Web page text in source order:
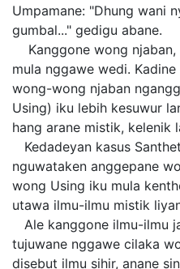
Umpamane: "Dhung wani
gumbal..." gedigu abane.
Kanggone wong njaban,
mula nggawe wedi.
wong-wong njaban
Using) iku lebih kesuwur
hang arane mistik, kelenik
Kedadeyan kasus
nguwataken anggepane
wong Using iku mula
utawa ilmu-ilmu mistik
Ale kanggone ilmu-ilmu
tujuwane nggawe cilaka
disebut ilmu sihir, anane